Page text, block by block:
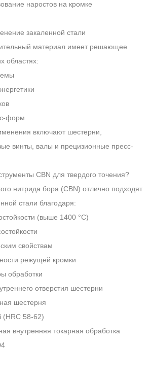
наростов на кромке
закаленной стали
материал имеет решающее
областях:
форм
включают шестерни,
винты, валы и прецизионные пресс-
CBN для твердого точения?
нитрида бора (CBN) отлично подходят
стали благодаря:
(выше 1400 °C)
свойствам
режущей кромки
обработки
отверстия шестерни
шестерня
(HRC 58-62)
внутренняя токарная обработка